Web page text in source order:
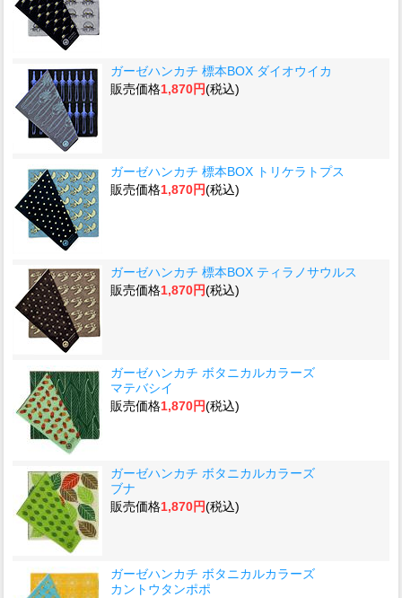
ガーゼハンカチ 標本BOX ダイオウイカ
販売価格1,870円(税込)
ガーゼハンカチ 標本BOX トリケラトプス
販売価格1,870円(税込)
ガーゼハンカチ 標本BOX ティラノサウルス
販売価格1,870円(税込)
ガーゼハンカチ ボタニカルカラーズ
マテバシイ
販売価格1,870円(税込)
ガーゼハンカチ ボタニカルカラーズ
ブナ
販売価格1,870円(税込)
ガーゼハンカチ ボタニカルカラーズ
カントウタンポポ